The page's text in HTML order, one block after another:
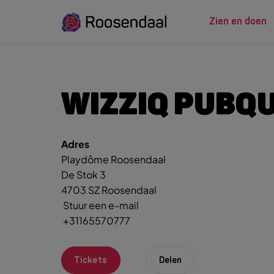
Zien en doen
ZIEN EN
Eten & Drinken
Activiteiten
Plan je bezoek
LEREN
WIZZIQ
Adres
Playdôme Roosendaal
De Stok 3
4703 SZ Roosendaal
Stuur een e-mail
+31165570777
Tickets Delen